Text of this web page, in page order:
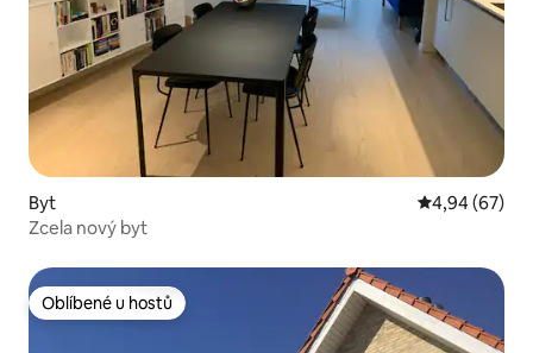
Byt Průměrné
4,94 (67)
Zcela nový byt
Oblíbené u hostů
Oblíbené u hostů